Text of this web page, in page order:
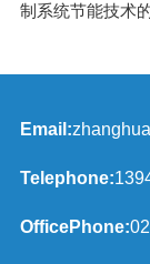
制系统节能技术
Email:
Telephone:
OfficePhone: